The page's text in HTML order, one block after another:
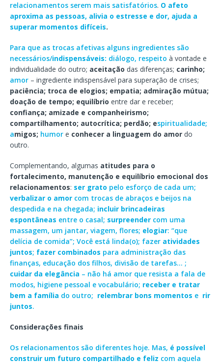
relacionamentos serem mais satisfatórios. O afeto
aproxima as pessoas, alivia o estresse e dor, ajuda a
superar momentos difíceis.
Para que as trocas afetivas alguns ingredientes são
necessários/indispensáveis: diálogo, respeito à vontade e
individualidade do outro; aceitação das diferenças; carinho;
amor – ingrediente indispensável para superação de crises;
paciência; troca de elogios; empatia; admiração mútua;
doação de tempo; equilíbrio entre dar e receber;
confiança; amizade e companheirismo;
compartilhamento; autocrítica; perdão; espiritualidade;
amigos; humor e conhecer a linguagem do amor do
outro.
Complementando, algumas atitudes para o
fortalecimento, manutenção e equilíbrio emocional dos
relacionamentos: ser grato pelo esforço de cada um;
verbalizar o amor com trocas de abraços e beijos na
despedida e na chegada; incluir brincadeiras
espontâneas entre o casal; surpreender com uma
massagem, um jantar, viagem, flores; elogiar: “que
delícia de comida”; Você está linda(o); fazer atividades
juntos; fazer combinados para administração das
finanças, educação dos filhos, divisão de tarefas… ;
cuidar da elegância – não há amor que resista a fala de
modos, higiene pessoal e vocabulário; receber e tratar
bem a família do outro; relembrar bons momentos e rir
juntos.
Considerações finais
Os relacionamentos são diferentes hoje. Mas, é possível
construir um futuro compartilhado e feliz com aquela